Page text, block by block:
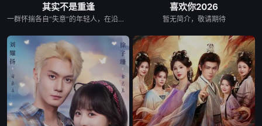
其实不是重逢
一群怀揣各自“失意”的年轻人，在沿海小城南安相遇相知，他们决心各展所长创办旅行社。他们以当地的特色人文与美食为引，用真诚与创意打动游客。尽管在创业路上笑料百出，但他们也渐渐褪去青涩，逐渐打响“成功旅行社”的品牌。从“冤家”互怼到甜蜜携手，“成功小分队”不仅在南安扎根了事业，更收获了惺惺相惜的友情与双向奔赴的爱情。
喜欢你2026
暂无简介，敬请期待